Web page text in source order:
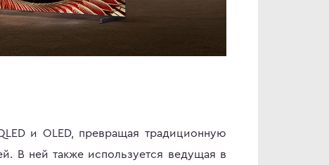
и OLED, превращая традиционную
В ней также используется ведущая в